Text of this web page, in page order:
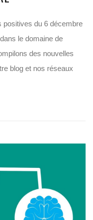
positives du 6 décembre
le domaine de
des nouvelles
blog et nos réseaux